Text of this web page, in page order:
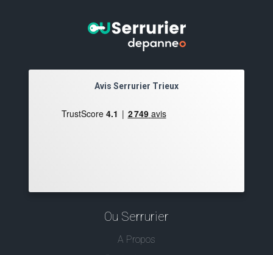
Avis Serrurier Trieux
Ou Serrurier
A Propos